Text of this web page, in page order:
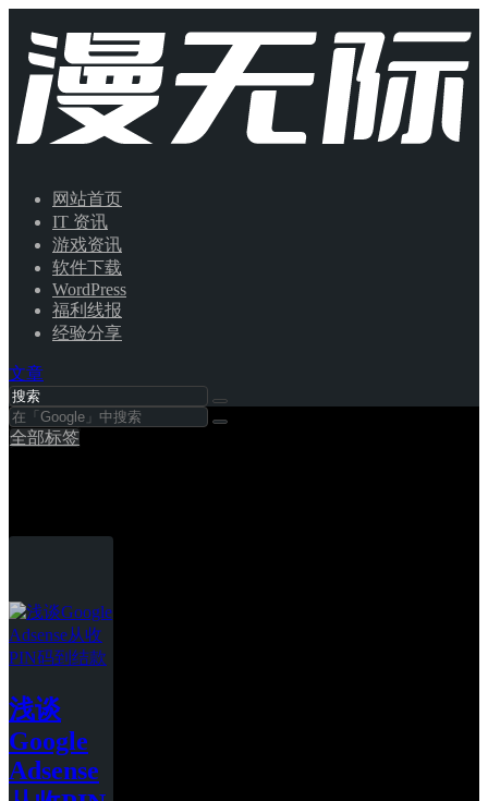
网站首页
IT 资讯
游戏资讯
软件下载
WordPress
福利线报
经验分享
文章
全部标签
浅谈
Google
Adsense